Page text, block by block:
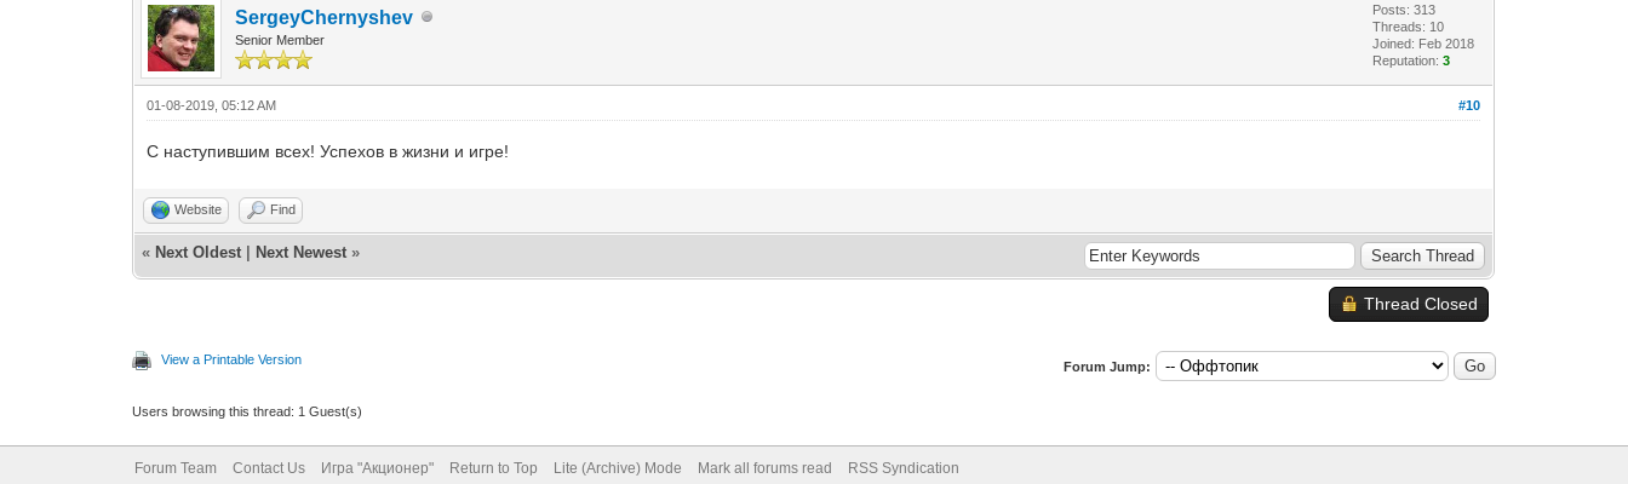
SergeyChernyshev
Senior Member
Posts: 313
Threads: 10
Joined: Feb 2018
Reputation:3
#10
01-08-2019, 05:12 AM
С наступившим всех! Успехов в жизни и игре!
Website Find
« Next Oldest Next Newest »
Thread Closed
View a Printable Version Forum Jump:
Users browsing this thread: 1 Guest(s)
Forum Team Contact Us Игра "Акционер" Return to Top Lite (Archive) Mode Mark all forums read RSS Syndication